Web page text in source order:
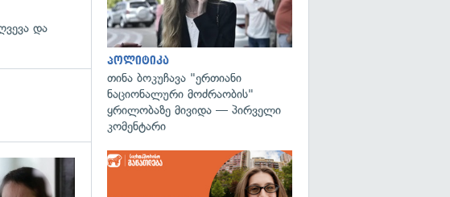
და
პოლიტიკა
თინა ბოკუჩავა "ერთიანი
ნაციონალური მოძრაობის"
ყრილობაზე მივიდა — პირველი
კომენტარი